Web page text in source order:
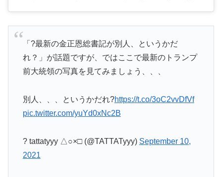
「?最新の金正恩総書記が別人、というかだ
れ？」が話題ですが、ではここで最新のトランプ
前大統領の写真を見てみましょう、、、
別人、、、というかだれ?https://t.co/3oC2vvDfVf
pic.twitter.com/yuYd0xNc2B
? tattatyyy △○×□ (@TATTATyyy) September 10,
2021